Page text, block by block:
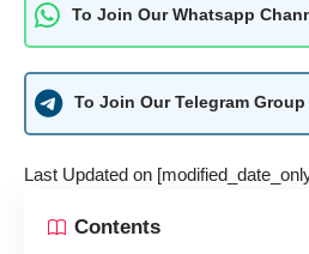
To Join Our Whatsapp
To Join Our Telegram Group
Last Updated on
Contents